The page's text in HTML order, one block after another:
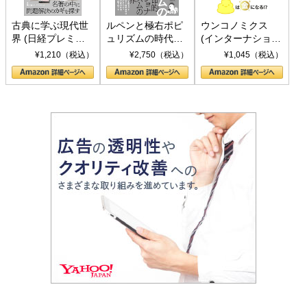
古典に学ぶ現代世
界 (日経プレミア
シリーズ)¥1,210（税込）
ルペンと極右ポピ
ュリズムの時代：
〈ヤヌス〉の二つ
の顔
¥2,750（税込）
ウンコノミクス
(インターナショナ
ル新書)¥1,045（税込）